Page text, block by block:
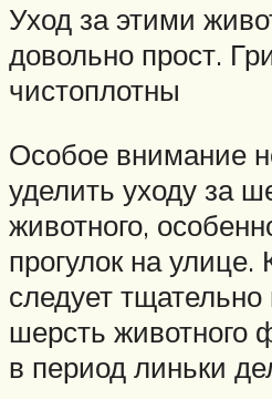
Уход за этими
довольно прост.
чистоплотны
Особое внимание
уделить уходу за
животного,
прогулок на
следует
шерсть животного
в период линьки